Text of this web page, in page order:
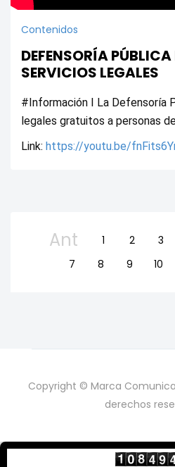
Contenidos
DEFENSORÍA
SERVICIOS LEGALES
#Información I La Defensoría
legales gratuitos a personas
Link: https://youtu.be/
Ant 1 2 3
7
8 9 10
Copyright © Marca
derechos